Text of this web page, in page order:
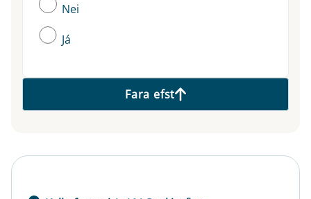
Nei
Já
Fara efst